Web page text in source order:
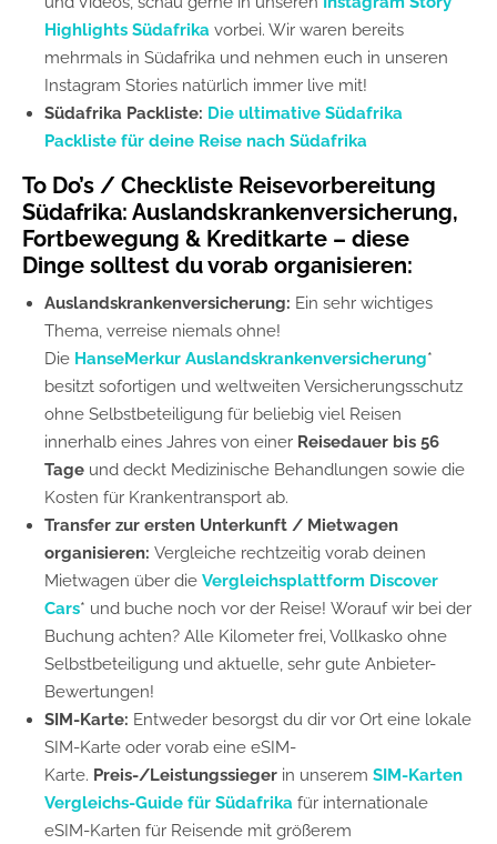
Highlights Südafrika vorbei. Wir waren bereits
mehrmals in Südafrika und nehmen euch in unseren
Instagram Stories natürlich immer live mit!
Südafrika Packliste: Die ultimative Südafrika
Packliste für deine Reise nach Südafrika
To Do’s / Checkliste Reisevorbereitung
Südafrika: Auslandskrankenversicherung,
Fortbewegung & Kreditkarte – diese
Dinge solltest du vorab organisieren:
Auslandskrankenversicherung: Ein sehr wichtiges
Thema, verreise niemals ohne!
Die HanseMerkur Auslandskrankenversicherung*
besitzt sofortigen und weltweiten Versicherungsschutz
ohne Selbstbeteiligung für beliebig viel Reisen
innerhalb eines Jahres von einer Reisedauer bis 56
Tage und deckt Medizinische Behandlungen sowie die
Kosten für Krankentransport ab.
Transfer zur ersten Unterkunft / Mietwagen
organisieren: Vergleiche rechtzeitig vorab deinen
Mietwagen über die Vergleichsplattform Discover
Cars* und buche noch vor der Reise! Worauf wir bei der
Buchung achten? Alle Kilometer frei, Vollkasko ohne
Selbstbeteiligung und aktuelle, sehr gute Anbieter-
Bewertungen!
SIM-Karte: Entweder besorgst du dir vor Ort eine lokale
SIM-Karte oder vorab eine eSIM-
Karte. Preis-/Leistungssieger in unserem SIM-Karten
Vergleichs-Guide für Südafrika für internationale
eSIM-Karten für Reisende mit größerem